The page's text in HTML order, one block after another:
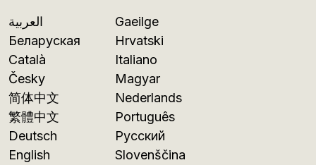
العربية
Беларуская
Català
Česky
简体中文
繁體中文
Deutsch
English
Gaeilge
Hrvatski
Italiano
Magyar
Nederlands
Português
Русский
Slovenščina